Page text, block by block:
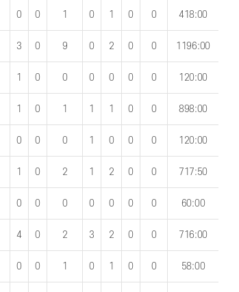
0 0 1 0 1 0 0 418:00
3 0 9 0 2 0 0 1196:00
1 0 0 0 0 0 0 120:00
1 0 1 1 1 0 0 898:00
0 0 0 1 0 0 0 120:00
1 0 2 1 2 0 0 717:50
0 0 0 0 0 0 0 60:00
4 0 2 3 2 0 0 716:00
0 0 1 0 1 0 0 58:00